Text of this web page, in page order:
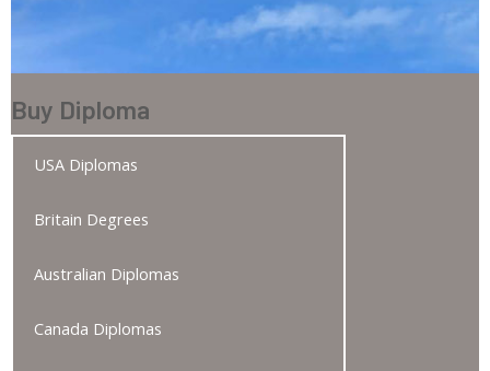
Buy Diploma
USA Diplomas
Britain Degrees
Australian Diplomas
Canada Diplomas